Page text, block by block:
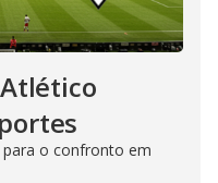
para o confronto em